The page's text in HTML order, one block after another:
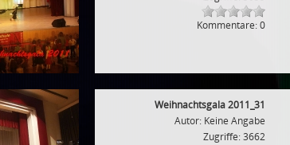
Kommentare: 0
Weihnachtsgala 2011_31
Autor: Keine Angabe
Zugriffe: 3662